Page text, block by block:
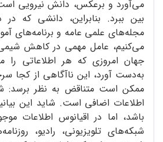
می‌آورد و برعکس، دانش نیرویی است
بین ببرد. بنابراین، دانشی که
مجله‌های علمی عامه و برنامه‌های
می‌کنیم، عامل مهمی در کاهش
جهان امروزی که هر اطلاعاتی را
به‌دست آورد، این ناآگاهی از کجا
ممکن است متناقض به نظر برسد:
اطلاعات اضافی است. شاید این
باشد، اما در اقیانوس اطلاعات
شبکه‌های تلویزیونی، رادیو،